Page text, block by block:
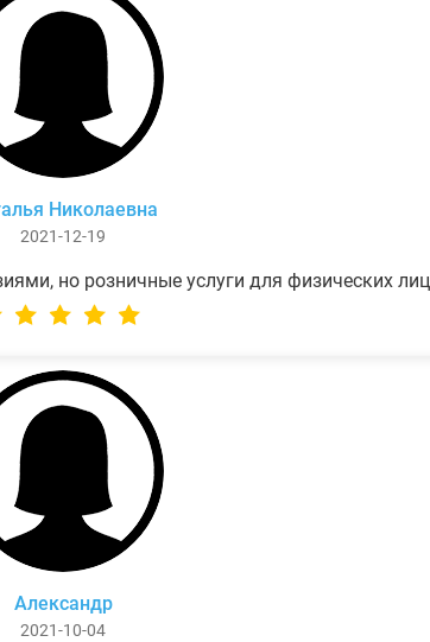
Николаевна
2021-12-19
но розничные услуги для физических
Александр
2021-10-04